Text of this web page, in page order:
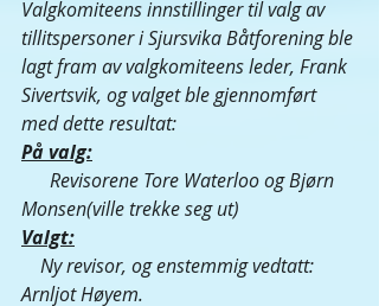
Valgkomiteens innstillinger til valg av
tillitspersoner i Sjursvika Båtforening ble
lagt fram av valgkomiteens leder, Frank
Sivertsvik, og valget ble gjennomført
med dette resultat:
På valg:
Revisorene Tore Waterloo og Bjørn
Monsen(ville trekke seg ut)
Valgt:
Ny revisor, og enstemmig vedtatt:
Arnljot Høyem.